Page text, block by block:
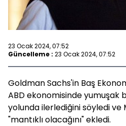
23 Ocak 2024, 07:52
Güncelleme : 23 Ocak 2024, 07:52
Goldman Sachs'in Baş
ABD ekonomisinde yumuşak
yolunda ilerlediğini söyledi ve
"mantıklı olacağını" ekledi.